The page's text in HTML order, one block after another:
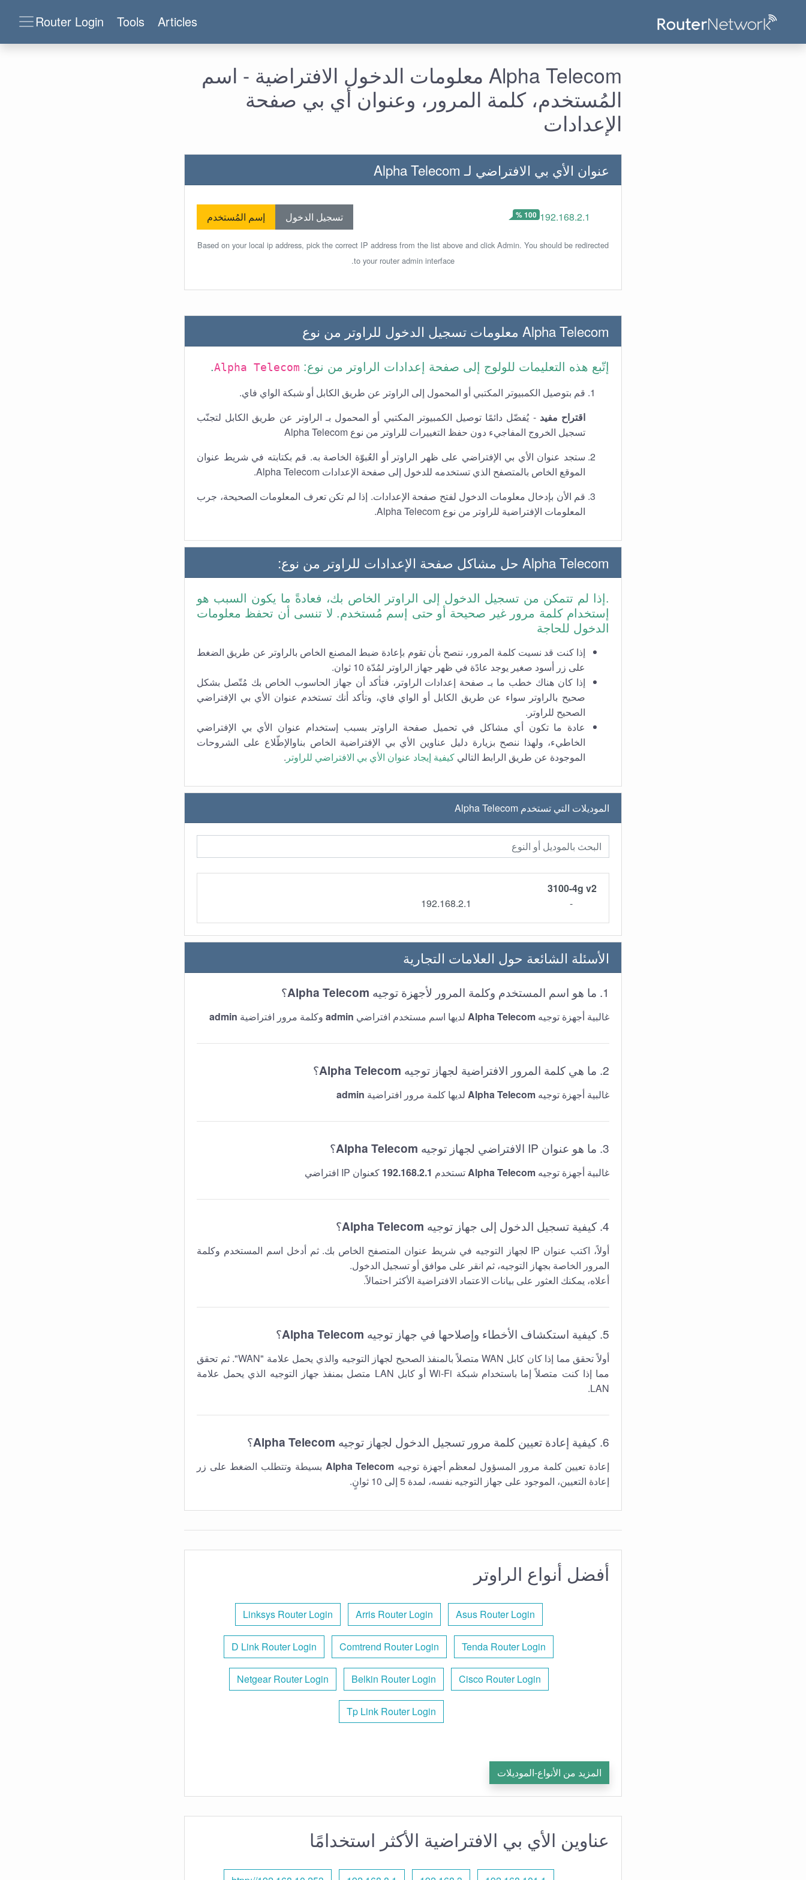
Router Login Tools Articles
Alpha Telecom معلومات الدخول الافتراضية - اسم
المُستخدم، كلمة المرور، وعنوان أي بي صفحة
الإعدادات
عنوان الأي بي الافتراضي لـ Alpha Telecom
192.168.2.1
100 % تسجيل الدخول إسم المُستخدم
Based on your local ip address, pick the correct IP address from the list above and click Admin. You should be redirected
to your router admin interface.
Alpha Telecom معلومات تسجيل الدخول للراوتر من نوع
إتّبع هذه التعليمات للولوج إلى صفحة إعدادات الراوتر من نوع: Alpha Telecom
.
قم بتوصيل الكمبيوتر المكتبي أو المحمول إلى الراوتر عن طريق الكابل أو شبكة الواي فاي.
اقتراح مفيد - يُفضّل دائمًا توصيل الكمبيوتر المكتبي أو المحمول بـ الراوتر عن طريق الكابل لتجنّب
تسجيل الخروج المفاجيء دون حفظ التغييرات للراوتر من نوع Alpha Telecom
ستجد عنوان الأي بي الإفتراضي على ظهر الراوتر أو العُبوّة الخاصة به. قم بكتابته في شريط عنوان
الموقع الخاص بالمتصفح الذي تستخدمه للدخول إلى صفحة الإعدادات Alpha Telecom.
قم الأن بإدخال معلومات الدخول لفتح صفحة الإعدادات. إذا لم تكن تعرف المعلومات الصحيحة، جرب
المعلومات الإفتراضية للراوتر من نوع Alpha Telecom.
Alpha Telecom حل مشاكل صفحة الإعدادات للراوتر من نوع:
.إذا لم تتمكن من تسجيل الدخول إلى الراوتر الخاص بك، فعادةً ما يكون السبب هو
إستخدام كلمة مرور غير صحيحة أو حتى إسم مُستخدم. لا تنسى أن تحفظ معلومات
الدخول للحاجة
إذا كنت قد نسيت كلمة المرور، ننصح بأن تقوم بإعادة ضبط المصنع الخاص بالراوتر عن طريق الضغط
على زر أسود صغير يوجد عادًة في ظهر جهاز الراوتر لمُدّة 10 ثوان.
إذا كان هناك خطب ما بـ صفحة إعدادات الراوتر، فتأكد أن جهاز الحاسوب الخاص بك مُتّصل بشكل
صحيح بالراوتر سواء عن طريق الكابل أو الواي فاي، وتأكد أنك تستخدم عنوان الأي بي الإفتراضي
الصحيح للراوتر.
عادة ما تكون أي مشاكل في تحميل صفحة الراوتر بسبب إستخدام عنوان الأي بي الإفتراضي
الخاطيء، ولهذا ننصح بزيارة دليل عناوين الأي بي الإفتراضية الخاص بناوالإطّلاع على الشروحات
الموجودة عن طريق الرابط التالي كيفية إيجاد عنوان الأي بي الافتراضي للراوتر .
الموديلات التي تستخدم Alpha Telecom
3100-4g v2
-
192.168.2.1
الأسئلة الشائعة حول العلامات التجارية
1. ما هو اسم المستخدم وكلمة المرور لأجهزة توجيه Alpha Telecom؟
غالبية أجهزة توجيه Alpha Telecom لديها اسم مستخدم افتراضي admin وكلمة مرور افتراضية admin
2. ما هي كلمة المرور الافتراضية لجهاز توجيه Alpha Telecom؟
غالبية أجهزة توجيه Alpha Telecom لديها كلمة مرور افتراضية admin
3. ما هو عنوان IP الافتراضي لجهاز توجيه Alpha Telecom؟
غالبية أجهزة توجيه Alpha Telecomتستخدم 192.168.2.1 كعنوان IP افتراضي
4. كيفية تسجيل الدخول إلى جهاز توجيه Alpha Telecom؟
أولاً، اكتب عنوان IP لجهاز التوجيه في شريط عنوان المتصفح الخاص بك. ثم أدخل اسم المستخدم وكلمة
المرور الخاصة بجهاز التوجيه، ثم انقر على موافق أو تسجيل الدخول.
أعلاه، يمكنك العثور على بيانات الاعتماد الافتراضية الأكثر احتمالاً.
5. كيفية استكشاف الأخطاء وإصلاحها في جهاز توجيه Alpha Telecom؟
أولاً تحقق مما إذا كان كابل WAN متصلاً بالمنفذ الصحيح لجهاز التوجيه والذي يحمل علامة "WAN". ثم تحقق
مما إذا كنت متصلاً إما باستخدام شبكة Wi-Fi أو كابل LAN متصل بمنفذ جهاز التوجيه الذي يحمل علامة
LAN.
6. كيفية إعادة تعيين كلمة مرور تسجيل الدخول لجهاز توجيه Alpha Telecom؟
إعادة تعيين كلمة مرور المسؤول لمعظم أجهزة توجيه Alpha Telecom بسيطة وتتطلب الضغط على زر
إعادة التعيين، الموجود على جهاز التوجيه نفسه، لمدة 5 إلى 10 ثوانٍ.
أفضل أنواع الراوتر
Asus Router Login
Arris Router Login
Linksys Router Login
Tenda Router Login
Comtrend Router Login
D Link Router Login
Cisco Router Login
Belkin Router Login
Netgear Router Login
Tp Link Router Login
المزيد من الأنواع-الموديلات
عناوين الأي بي الافتراضية الأكثر استخدامًا